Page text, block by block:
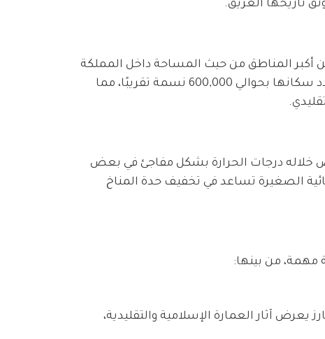
تاريخها العريق.
85,000 كيلو متر مربع، وتُعدّ من أكبر المناطق من حيث المساحة داخل المملكة
العربية السعودية. ورغم اتساعها، إلا أن الكثافة السكانية منخفضة؛ إذ يُقدر عدد سكانها بحوالي 600,000 نسمة تقريبًا، مما
خلاله درجات الحرارة بشكل مفاجئ في بعض
الصغيرة تساعد في تخفيف حدة المناخ
من بينها:
يعرض آثار العمارة الإسلامية والتقليدية،